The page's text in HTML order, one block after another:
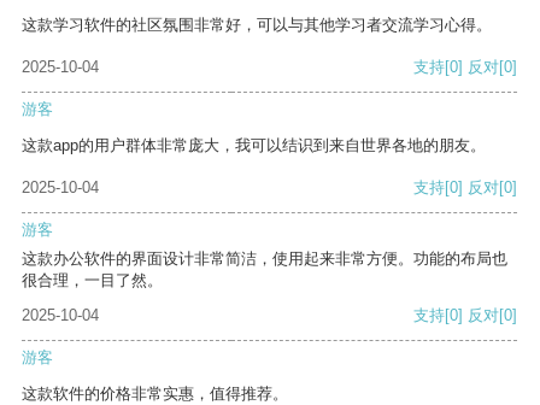
这款学习软件的社区氛围非常好，可以与其他学习者交流学习心得。
2025-10-04 支持[0] 反对[0]
游客
这款app的用户群体非常庞大，我可以结识到来自世界各地的朋友。
2025-10-04 支持[0] 反对[0]
游客
这款办公软件的界面设计非常简洁，使用起来非常方便。功能的布局也
很合理，一目了然。
2025-10-04
支持[0] 反对[0]
游客
这款软件的价格非常实惠，值得推荐。